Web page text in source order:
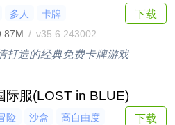
多人
卡牌
/ v35.6.243002
打造的经典免费卡牌游戏
下载
际服(LOST in BLUE)
险 沙盒
高自由度
下载